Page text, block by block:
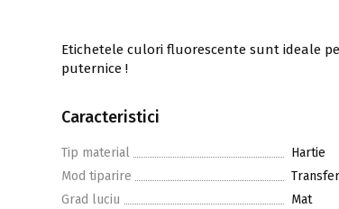
Etichetele culori fluorescente sunt ideale
puternice !
Caracteristici
Tip material
Hartie
Mod tiparire
Grad luciu
Mat